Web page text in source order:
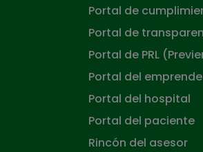
Portal de
Portal de
Portal de PRL
Portal del
Portal del hospital
Portal del paciente
Rincón del asesor